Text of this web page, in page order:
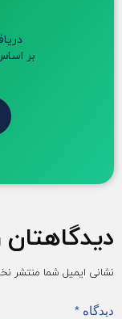
بر
دیدگاهتان
نشانی ایمیل شما منتشر
دیدگاه *